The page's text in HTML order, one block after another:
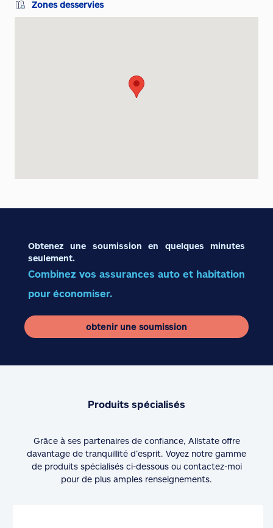
Zones desservies
Obtenez une soumission en quelques minutes
seulement.
Combinez vos assurances auto et habitation
pour économiser.
obtenir une soumission
Produits spécialisés
Grâce à ses partenaires de confiance, Allstate offre
davantage de tranquillité d’esprit. Voyez notre gamme
de produits spécialisés ci-dessous ou contactez-moi
pour de plus amples renseignements.